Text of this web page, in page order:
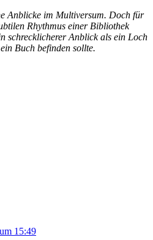
Anblicke im Multiversum. Doch für
Rhythmus einer Bibliothek
schrecklicherer Anblick als ein Loch
Buch befinden sollte.
15:49